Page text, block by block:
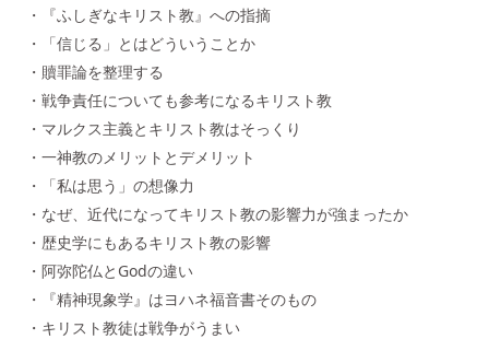
・『ふしぎなキリスト教』への指摘
・「信じる」とはどういうことか
・贖罪論を整理する
・戦争責任についても参考になるキリスト教
・マルクス主義とキリスト教はそっくり
・一神教のメリットとデメリット
・「私は思う」の想像力
・なぜ、近代になってキリスト教の影響力が強まったか
・歴史学にもあるキリスト教の影響
・阿弥陀仏とGodの違い
・『精神現象学』はヨハネ福音書そのもの
・キリスト教徒は戦争がうまい